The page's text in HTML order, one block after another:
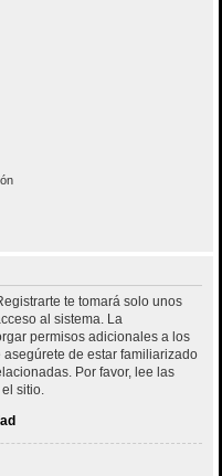
te tomará solo unos
al sistema. La
permisos adicionales a los
de estar familiarizado
Por favor, lee las
sitio.